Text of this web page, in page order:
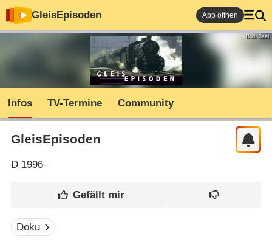
GleisEpisoden App öffnen
Bild: 3sat
Infos TV-Termine Community
GleisEpisoden
D1996–
Doku